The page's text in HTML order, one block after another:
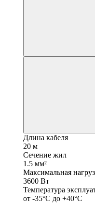
Длина кабеля
20 м
Сечение жил
1.5 мм²
Максимальная
3600 Вт
Температура
от -35°С до +40°С